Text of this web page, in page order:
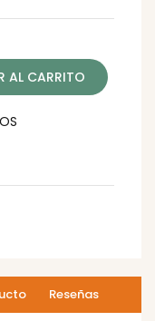
AL CARRITO
Reseñas